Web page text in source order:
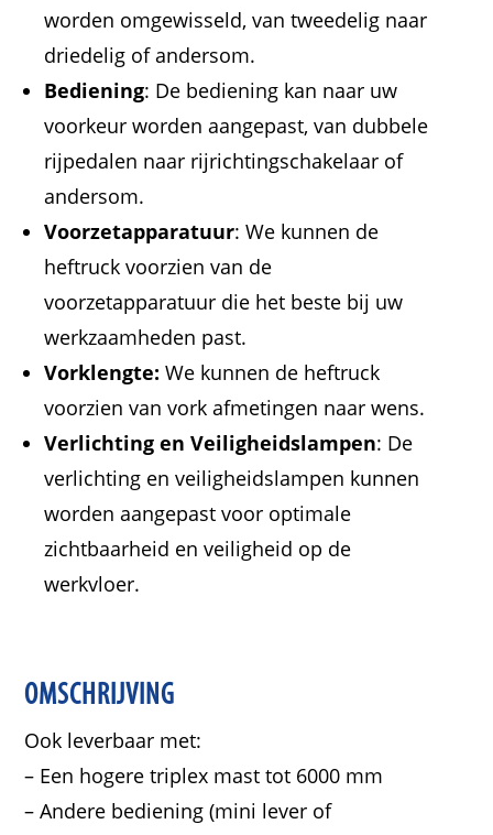
worden omgewisseld, van tweedelig naar
driedelig of andersom.
Bediening: De bediening kan naar uw
voorkeur worden aangepast, van dubbele
rijpedalen naar rijrichtingschakelaar of
andersom.
Voorzetapparatuur: We kunnen de
heftruck voorzien van de
voorzetapparatuur die het beste bij uw
werkzaamheden past.
Vorklengte: We kunnen de heftruck
voorzien van vork afmetingen naar wens.
Verlichting en Veiligheidslampen: De
verlichting en veiligheidslampen kunnen
worden aangepast voor optimale
zichtbaarheid en veiligheid op de
werkvloer.
OMSCHRIJVING
Ook leverbaar met:
– Een hogere triplex mast tot 6000 mm
– Andere bediening (mini lever of